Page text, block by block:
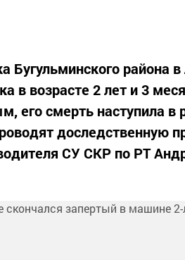
Бугульминского района
в возрасте 2 лет и 3
его смерть наступила в
доследственную
СУ СКР по РТ